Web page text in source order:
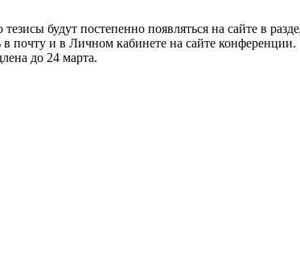
будут постепенно появляться на сайте в
почту и в Личном кабинете на сайте конференции.
до 24 марта.